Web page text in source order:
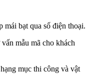
mái bạt qua số điện thoại.
mẫu mã cho khách
mục thi công và vật